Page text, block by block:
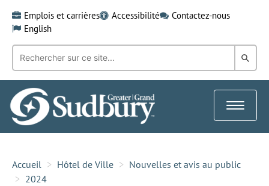
content
Emplois et carrières Accessibilité
Contactez-nous
English
Recherche
mot-
clé:
dans
Toggle
Accueil Hôtel de Ville
Nouvelles et avis au public
2024